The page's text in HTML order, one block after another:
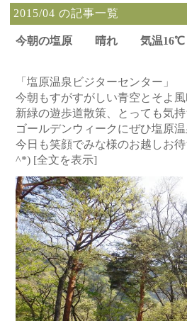
2015/04 の記事一覧
今朝の塩原 晴れ 気温
「塩原温泉ビジターセンター」
今朝もすがすがしい青空とそよ風
新緑の遊歩道散策、とっても気
ゴールデンウィークにぜひ塩原
今日も笑顔でみな様のお越しお
^*) [全文を表示]